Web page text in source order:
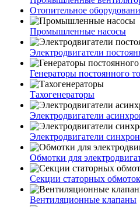
Отопительное
Промышленные насосы
Электродвигатели
Генераторы постоянного
Тахогенераторы
Электродвигатели
Электродвигатели
Обмотки для
Секции статорных
Вентиляционные клапаны